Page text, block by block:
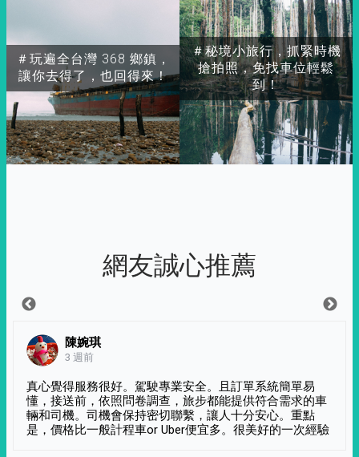
＃玩遍全台灣 368 鄉鎮，
讓你去得了，也回得來！
＃秘境小旅行，抓緊時機
搶拍照，免找車位輕鬆
到！
網友誠心推薦
陳婉琪
3 週前
真心覺得服務很好。駕駛專業安全。且訂單系統簡單易
懂，接送前，依照問卷調查，旅步都能提供符合需求的車
輛和司機。司機會保持密切聯繫，讓人十分安心。重點
是，價格比一般計程車or Uber便宜多。很美好的一次經驗